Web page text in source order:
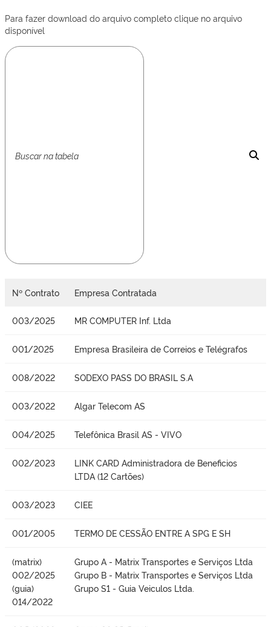
Para fazer download do arquivo completo clique no arquivo
disponível
Nº Contrato Empresa Contratada
003/2025 MR COMPUTER Inf. Ltda
001/2025 Empresa Brasileira de Correios e Telégrafos
008/2022 SODEXO PASS DO BRASIL S.A
003/2022 Algar Telecom AS
004/2025 Telefônica Brasil AS - VIVO
002/2023
LINK CARD Administradora de Beneficios
LTDA (12 Cartões)
003/2023 CIEE
001/2005 TERMO DE CESSÃO ENTRE A SPG E SH
(matrix)
002/2025
(guia)
014/2022
Grupo A - Matrix Transportes e Serviços Ltda
Grupo B - Matrix Transportes e Serviços Ltda
Grupo S1 - Guia Veiculos Ltda.